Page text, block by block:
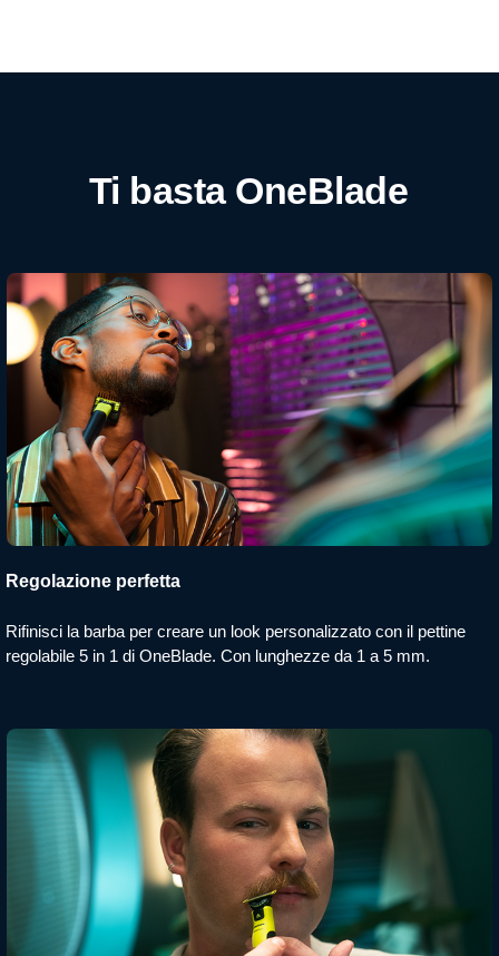
Ti basta OneBlade
Regolazione perfetta
Rifinisci la barba per creare un look personalizzato con il pettine
regolabile 5 in 1 di OneBlade. Con lunghezze da 1 a 5 mm.